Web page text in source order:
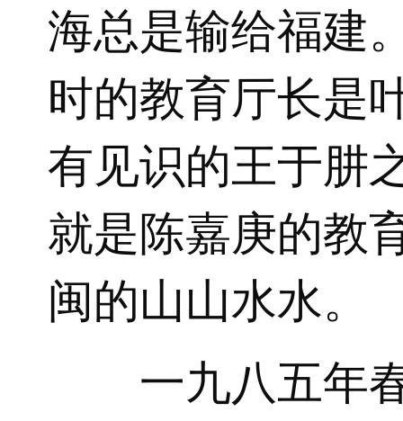
海总是输给福建
时的教育厅长是
有见识的王于肼
就是陈嘉庚的教
闽的山山水水。
一九八五年